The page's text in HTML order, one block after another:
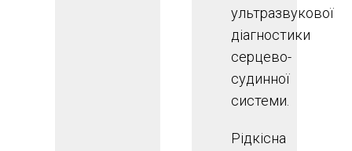
ультразвукової
діагностики
серцево-
судинної
системи.
Рідкісна